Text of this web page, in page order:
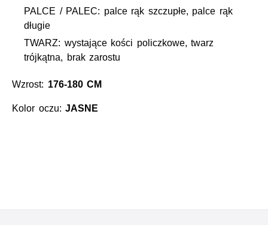
PALCE / PALEC: palce rąk szczupłe, palce rąk
długie
TWARZ: wystające kości policzkowe, twarz
trójkątna, brak zarostu
Wzrost: 176-180 CM
Kolor oczu:JASNE